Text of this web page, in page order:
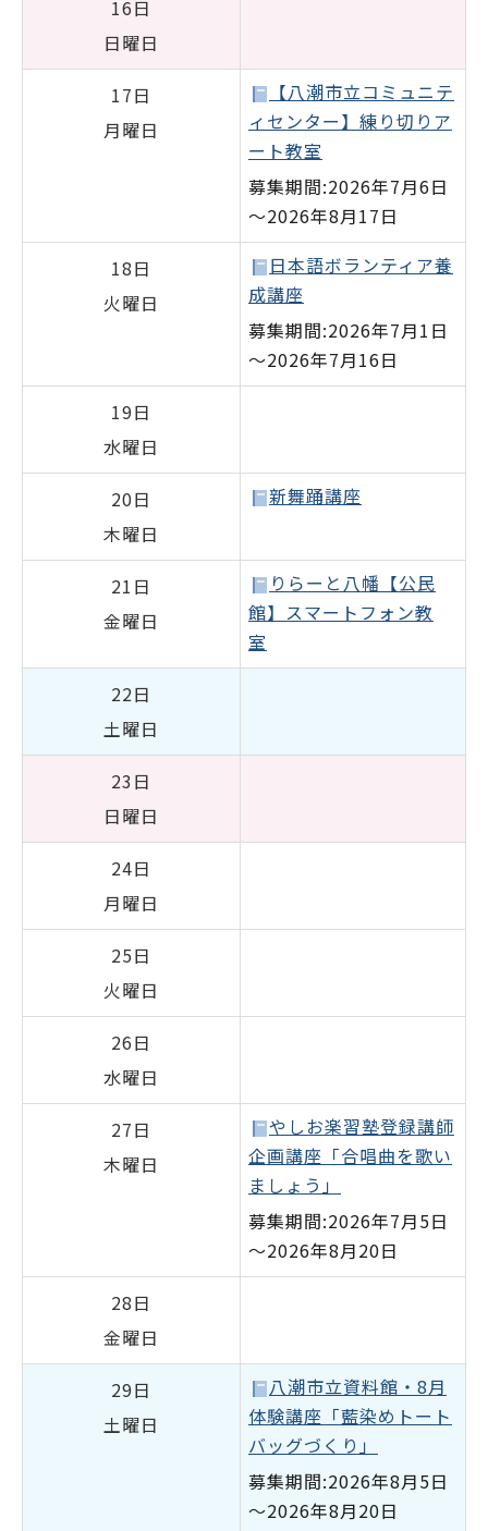
16日
日曜日
17日
月曜日
【八潮市立コミュニテ
ィセンター】練り切りア
ート教室
募集期間:2026年7月6日
～2026年8月17日
18日
火曜日
日本語ボランティア養
成講座
募集期間:2026年7月1日
～2026年7月16日
19日
水曜日
20日
木曜日
新舞踊講座
21日
金曜日
りらーと八幡【公民
館】スマートフォン教
室
22日
土曜日
23日
日曜日
24日
月曜日
25日
火曜日
26日
水曜日
27日
木曜日
やしお楽習塾登録講師
企画講座「合唱曲を歌い
ましょう」
募集期間:2026年7月5日
～2026年8月20日
28日
金曜日
29日
土曜日
八潮市立資料館・8月
体験講座「藍染めトート
バッグづくり」
募集期間:2026年8月5日
～2026年8月20日